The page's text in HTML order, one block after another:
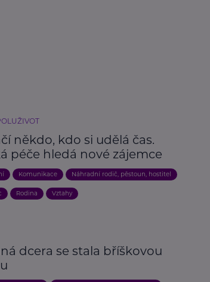
někdo, kdo si udělá čas.
péče hledá nové zájemce
Komunikace Náhradní rodič, pěstoun, hostitel
Rodina Vztahy
dcera se stala bříškovou